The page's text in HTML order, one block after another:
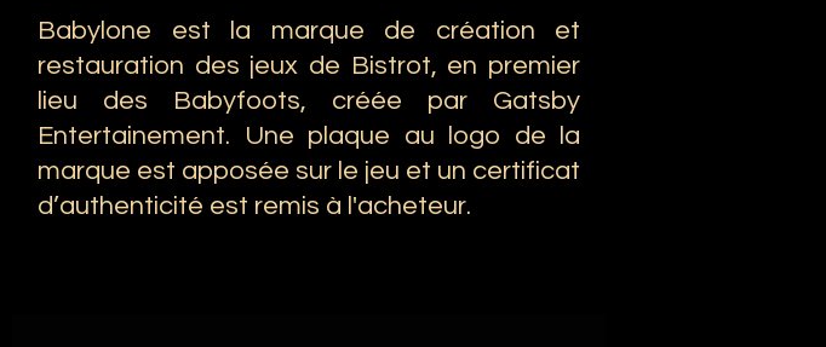
Babylone est la marque de création et
restauration des jeux de Bistrot, en premier
lieu des Babyfoots, créée par Gatsby
Entertainement. Une plaque au logo de la
marque est apposée sur le jeu et un certificat
d’authenticité est remis à l'acheteur.